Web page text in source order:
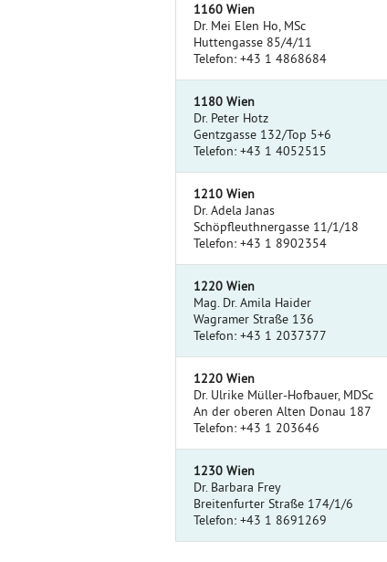
1160 Wien
Dr. Mei Elen Ho, MSc
Huttengasse 85/4/11
Telefon: +43 1 4868684
1180 Wien
Dr. Peter Hotz
Gentzgasse 132/Top 5+6
Telefon: +43 1 4052515
1210 Wien
Dr. Adela Janas
Schöpfleuthnergasse 11/1/18
Telefon: +43 1 8902354
1220 Wien
Mag. Dr. Amila Haider
Wagramer Straße 136
Telefon: +43 1 2037377
1220 Wien
Dr. Ulrike Müller-Hofbauer, MDSc
An der oberen Alten Donau 187
Telefon: +43 1 203646
1230 Wien
Dr. Barbara Frey
Breitenfurter Straße 174/1/6
Telefon: +43 1 8691269